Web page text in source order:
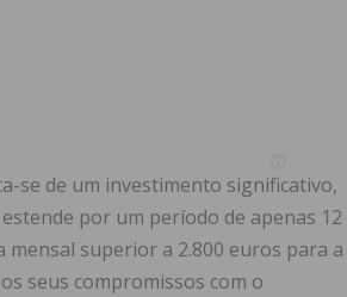
se de um investimento significativo,
por um período de apenas 12
superior a 2.800 euros para a
seus compromissos com o